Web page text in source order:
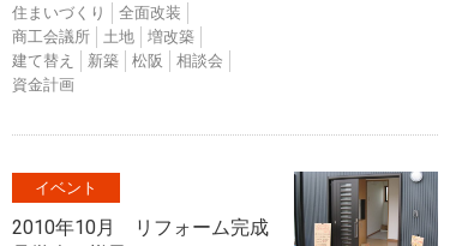
住まいづくり
全面改装
商工会議所
土地
増改築
建て替え
新築 松阪
相談会
資金計画
イベント
2010年10月 リフォーム完成